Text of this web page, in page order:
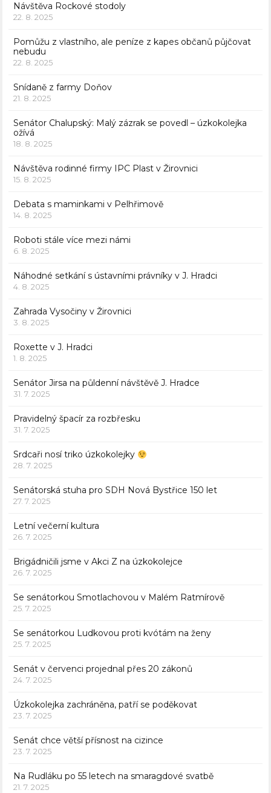
Návštěva Rockové stodoly
22. 8. 2025
Pomůžu z vlastního, ale peníze z kapes občanů půjčovat
nebudu
22. 8. 2025
Snídaně z farmy Doňov
21. 8. 2025
Senátor Chalupský: Malý zázrak se povedl – úzkokolejka
ožívá
18. 8. 2025
Návštěva rodinné firmy IPC Plast v Žirovnici
15. 8. 2025
Debata s maminkami v Pelhřimově
14. 8. 2025
Roboti stále více mezi námi
6. 8. 2025
Náhodné setkání s ústavními právníky v J. Hradci
4. 8. 2025
Zahrada Vysočiny v Žirovnici
3. 8. 2025
Roxette v J. Hradci
1. 8. 2025
Senátor Jirsa na půldenní návštěvě J. Hradce
31. 7. 2025
Pravidelný špacír za rozbřesku
31. 7. 2025
Srdcaři nosí triko úzkokolejky
28. 7. 2025
Senátorská stuha pro SDH Nová Bystřice 150 let
27. 7. 2025
Letní večerní kultura
26. 7. 2025
Brigádničili jsme v Akci Z na úzkokolejce
26. 7. 2025
Se senátorkou Smotlachovou v Malém Ratmírově
25. 7. 2025
Se senátorkou Ludkovou proti kvótám na ženy
25. 7. 2025
Senát v červenci projednal přes 20 zákonů
24. 7. 2025
Úzkokolejka zachráněna, patří se poděkovat
23. 7. 2025
Senát chce větší přísnost na cizince
23. 7. 2025
Na Rudláku po 55 letech na smaragdové svatbě
21. 7. 2025